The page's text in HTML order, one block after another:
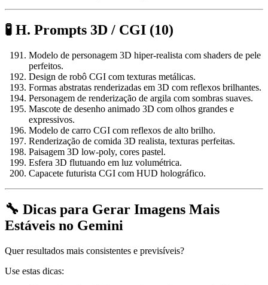
🧪 H. Prompts 3D / CGI (10)
Modelo de personagem 3D hiper-realista com shaders de pele
perfeitos.
Design de robô CGI com texturas metálicas.
Formas abstratas renderizadas em 3D com reflexos brilhantes.
Personagem de renderização de argila com sombras suaves.
Mascote de desenho animado 3D com olhos grandes e
expressivos.
Modelo de carro CGI com reflexos de alto brilho.
Renderização de comida 3D realista, texturas perfeitas.
Paisagem 3D low-poly, cores pastel.
Esfera 3D flutuando em luz volumétrica.
Capacete futurista CGI com HUD holográfico.
🔧 Dicas para Gerar Imagens Mais
Estáveis no Gemini
Quer resultados mais consistentes e previsíveis?
Use estas dicas: